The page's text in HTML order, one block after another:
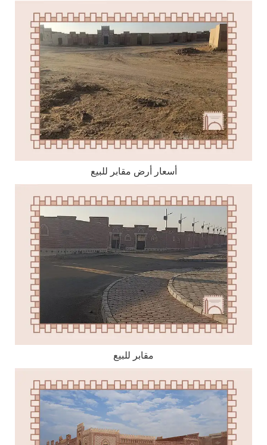
أسعار أرض مقابر للبيع
مقابر للبيع